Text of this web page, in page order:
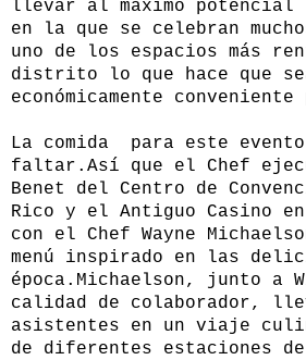
llevar al máximo
en la que se celebran
uno de los espacios más
distrito lo que hace que
económicamente
La comida para este
faltar. Así que el Chef
Benet del Centro de
Rico y el Antiguo Casino
con el Chef Wayne
menú inspirado en las
época.Michaelson, junto a
calidad de colaborador,
asistentes en un viaje
de diferentes estaciones